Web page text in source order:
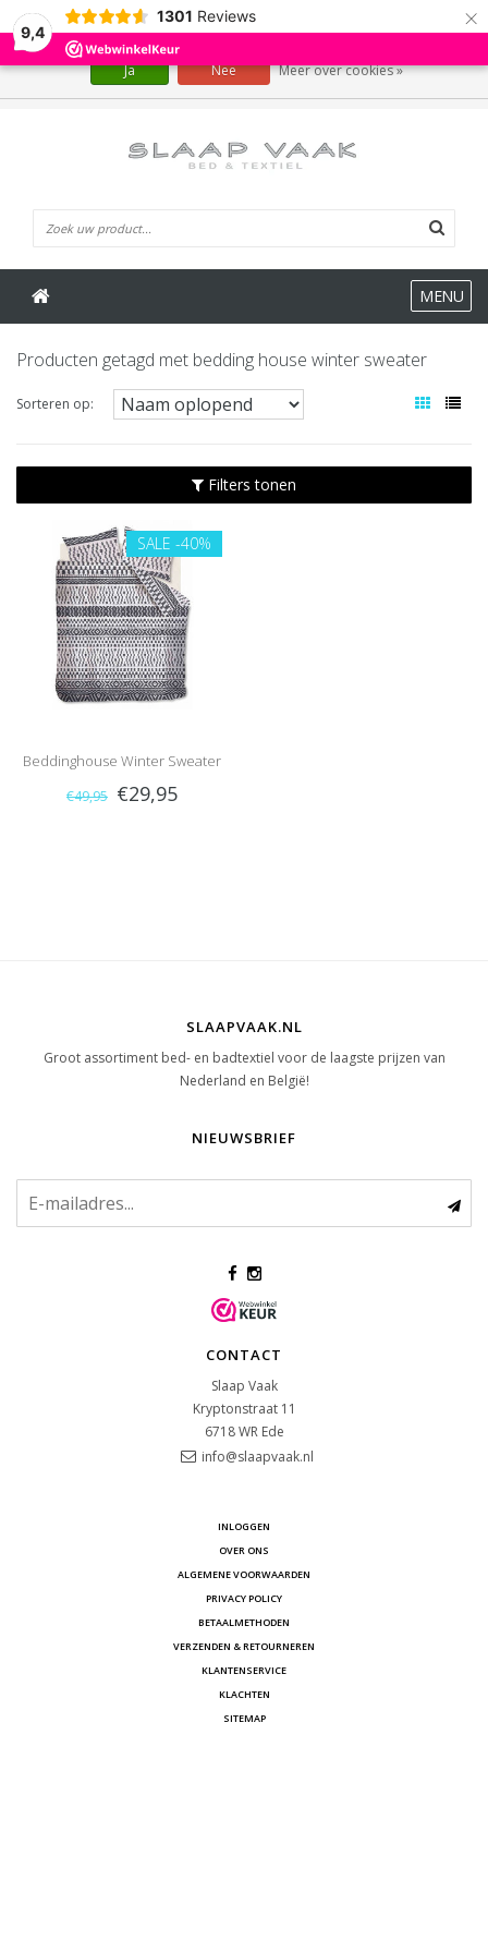
9,4
1301 Reviews ×
MENU
Producten getagd met bedding house winter sweater
Sorteren op:
Filters tonen
SALE -40%
Beddinghouse Winter Sweater
€49,95 €29,95
SLAAPVAAK.NL
Groot assortiment bed- en badtextiel voor de laagste prijzen van
Nederland en België!
NIEUWSBRIEF
CONTACT
Slaap Vaak
Kryptonstraat 11
6718 WR Ede
info@slaapvaak.nl
INLOGGEN
OVER ONS
ALGEMENE VOORWAARDEN
PRIVACY POLICY
BETAALMETHODEN
VERZENDEN & RETOURNEREN
KLANTENSERVICE
KLACHTEN
SITEMAP
Wij slaan cookies op om onze website te verbeteren. Is dat akkoord?
Ja Nee Meer over cookies »